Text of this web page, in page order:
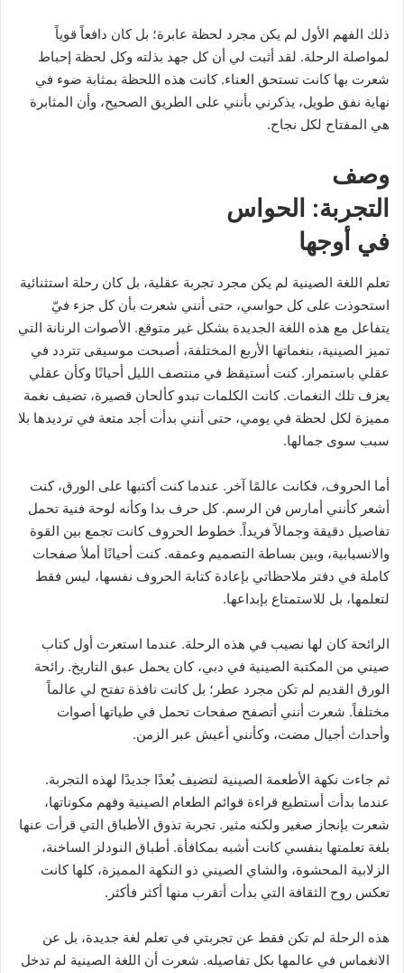
ذلك الفهم الأول لم يكن مجرد لحظة عابرة؛ بل كان دافعاً قوياً
لمواصلة الرحلة. لقد أثبت لي أن كل جهد بذلته وكل لحظة إحباط
شعرت بها كانت تستحق العناء. كانت هذه اللحظة بمثابة ضوء في
نهاية نفق طويل، يذكرني بأنني على الطريق الصحيح، وأن المثابرة
هي المفتاح لكل نجاح.
وصف
التجربة: الحواس
في أوجها
تعلم اللغة الصينية لم يكن مجرد تجربة عقلية، بل كان رحلة استثنائية
استحوذت على كل حواسي، حتى أنني شعرت بأن كل جزء فيّ
يتفاعل مع هذه اللغة الجديدة بشكل غير متوقع. الأصوات الرنانة التي
تميز الصينية، بنغماتها الأربع المختلفة، أصبحت موسيقى تتردد في
عقلي باستمرار. كنت أستيقظ في منتصف الليل أحيانًا وكأن عقلي
يعزف تلك النغمات. كانت الكلمات تبدو كألحان قصيرة، تضيف نغمة
مميزة لكل لحظة في يومي، حتى أنني بدأت أجد متعة في ترديدها بلا
سبب سوى جمالها.
أما الحروف، فكانت عالمًا آخر. عندما كنت أكتبها على الورق، كنت
أشعر كأنني أمارس فن الرسم. كل حرف بدا وكأنه لوحة فنية تحمل
تفاصيل دقيقة وجمالاً فريداً. خطوط الحروف كانت تجمع بين القوة
والانسيابية، وبين بساطة التصميم وعمقه. كنت أحيانًا أملأ صفحات
كاملة في دفتر ملاحظاتي بإعادة كتابة الحروف نفسها، ليس فقط
لتعلمها، بل للاستمتاع بإبداعها.
الرائحة كان لها نصيب في هذه الرحلة. عندما استعرت أول كتاب
صيني من المكتبة الصينية في دبي، كان يحمل عبق التاريخ. رائحة
الورق القديم لم تكن مجرد عطر؛ بل كانت نافذة تفتح لي عالماً
مختلفاً. شعرت أنني أتصفح صفحات تحمل في طياتها أصوات
وأحداث أجيال مضت، وكأنني أعيش عبر الزمن.
ثم جاءت نكهة الأطعمة الصينية لتضيف بُعدًا جديدًا لهذه التجربة.
عندما بدأت أستطيع قراءة قوائم الطعام الصينية وفهم مكوناتها،
شعرت بإنجاز صغير ولكنه مثير. تجربة تذوق الأطباق التي قرأت عنها
بلغة تعلمتها بنفسي كانت أشبه بمكافأة. أطباق النودلز الساخنة،
الزلابية المحشوة، والشاي الصيني ذو النكهة المميزة، كلها كانت
تعكس روح الثقافة التي بدأت أتقرب منها أكثر فأكثر.
هذه الرحلة لم تكن فقط عن تجربتي في تعلم لغة جديدة، بل عن
الانغماس في عالمها بكل تفاصيله. شعرت أن اللغة الصينية لم تدخل